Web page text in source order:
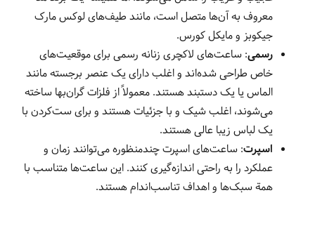
معروف به آن‌ها متصل است، مانند طیف‌های لوکس مارک
جیکوبز و مایکل کورس.
رسمی: ساعت‌های لاکچری زنانه رسمی برای موقعیت‌های
خاص طراحی شده‌اند و اغلب دارای یک عنصر برجسته مانند
الماس یا یک دستبند هستند. معمولاً از فلزات گران‌بها ساخته
می‌شوند، اغلب شیک و با جزئیات هستند و برای ست‌کردن با
یک لباس زیبا عالی هستند.
اسپرت: ساعت‌های اسپرت چندمنظوره می‌توانند زمان و
عملکرد را به راحتی اندازه‌گیری کنند. این ساعت‌ها متناسب با
همة سبک‌ها و اهداف تناسب‌اندام هستند.